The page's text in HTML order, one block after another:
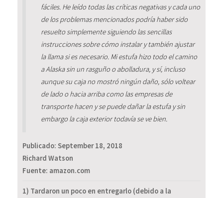
fáciles. He leído todas las críticas negativas y cada uno
de los problemas mencionados podría haber sido
resuelto simplemente siguiendo las sencillas
instrucciones sobre cómo instalar y también ajustar
la llama si es necesario. Mi estufa hizo todo el camino
a Alaska sin un rasguño o abolladura, y sí, incluso
aunque su caja no mostró ningún daño, sólo voltear
de lado o hacia arriba como las empresas de
transporte hacen y se puede dañar la estufa y sin
embargo la caja exterior todavía se ve bien.
Publicado: September 18, 2018
Richard Watson
Fuente: amazon.com
1) Tardaron un poco en entregarlo (debido a la